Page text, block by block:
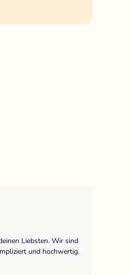
Liebsten. Wir sind
und hochwertig.